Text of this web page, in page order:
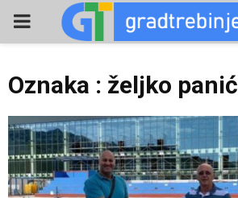
PRIMARY
Oznaka : željko panić